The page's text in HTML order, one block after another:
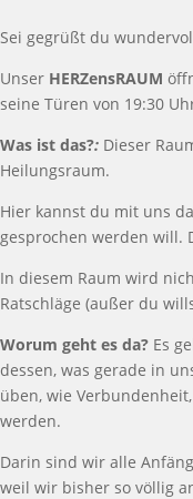
Sei gegrüßt du
Unser HERZensRAUM
seine Türen von 19:30
Was ist das?: Dieser
Heilungsraum.
Hier kannst du mit uns
gesprochen werden will.
In diesem Raum wird
Ratschläge (außer du
Worum geht es da? Es
dessen, was gerade in
üben, wie
werden.
Darin sind wir alle
weil wir bisher so völlig